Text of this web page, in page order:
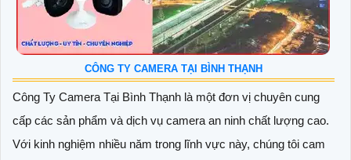
CÔNG TY CAMERA TẠI BÌNH THẠNH
Công Ty Camera Tại Bình Thạnh là một đơn vị chuyên cung
cấp các sản phẩm và dịch vụ camera an ninh chất lượng cao.
Với kinh nghiệm nhiều năm trong lĩnh vực này, chúng tôi cam